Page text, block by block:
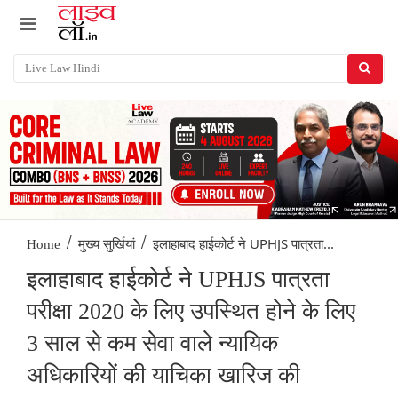
Home / मुख्य सुर्खियां / इलाहाबाद हाईकोर्ट ने UPHJS पात्रता...
इलाहाबाद हाईकोर्ट ने UPHJS पात्रता
परीक्षा 2020 के लिए उपस्थित होने के लिए
3 साल से कम सेवा वाले न्यायिक
अधिकारियों की याचिका खारिज की